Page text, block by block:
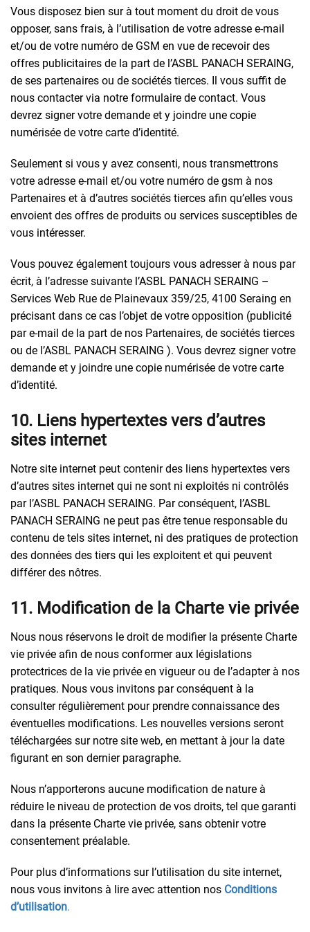
Vous disposez bien sur à tout moment du droit de vous
opposer, sans frais, à l’utilisation de votre adresse e-mail
et/ou de votre numéro de GSM en vue de recevoir des
offres publicitaires de la part de l’ASBL PANACH SERAING,
de ses partenaires ou de sociétés tierces. Il vous suffit de
nous contacter via notre formulaire de contact. Vous
devrez signer votre demande et y joindre une copie
numérisée de votre carte d’identité.
Seulement si vous y avez consenti, nous transmettrons
votre adresse e-mail et/ou votre numéro de gsm à nos
Partenaires et à d’autres sociétés tierces afin qu’elles vous
envoient des offres de produits ou services susceptibles de
vous intéresser.
Vous pouvez également toujours vous adresser à nous par
écrit, à l’adresse suivante l’ASBL PANACH SERAING –
Services Web Rue de Plainevaux 359/25, 4100 Seraing en
précisant dans ce cas l’objet de votre opposition (publicité
par e-mail de la part de nos Partenaires, de sociétés tierces
ou de l’ASBL PANACH SERAING ). Vous devrez signer votre
demande et y joindre une copie numérisée de votre carte
d’identité.
10. Liens hypertextes vers d’autres
sites internet
Notre site internet peut contenir des liens hypertextes vers
d’autres sites internet qui ne sont ni exploités ni contrôlés
par l’ASBL PANACH SERAING. Par conséquent, l’ASBL
PANACH SERAING ne peut pas être tenue responsable du
contenu de tels sites internet, ni des pratiques de protection
des données des tiers qui les exploitent et qui peuvent
différer des nôtres.
11. Modification de la Charte vie privée
Nous nous réservons le droit de modifier la présente Charte
vie privée afin de nous conformer aux législations
protectrices de la vie privée en vigueur ou de l’adapter à nos
pratiques. Nous vous invitons par conséquent à la
consulter régulièrement pour prendre connaissance des
éventuelles modifications. Les nouvelles versions seront
téléchargées sur notre site web, en mettant à jour la date
figurant en son dernier paragraphe.
Nous n’apporterons aucune modification de nature à
réduire le niveau de protection de vos droits, tel que garanti
dans la présente Charte vie privée, sans obtenir votre
consentement préalable.
Pour plus d’informations sur l’utilisation du site internet,
nous vous invitons à lire avec attention nos Conditions
d’utilisation.